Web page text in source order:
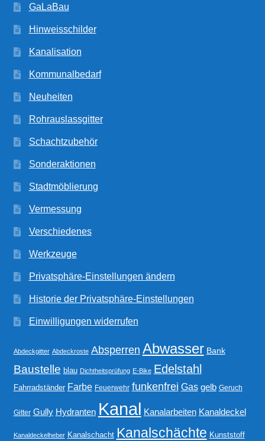
GaLaBau
Hinweisschilder
Kanalisation
Kommunalbedarf
Neuheiten
Rohrauslassgitter
Schachtzubehör
Sonderaktionen
Stadtmöblierung
Vermessung
Verschiedenes
Werkzeuge
Privatsphäre-Einstellungen ändern
Historie der Privatsphäre-Einstellungen
Einwilligungen widerrufen
Abdeckgitter Abdeckroste Absperren Abwasser Bank
Baustelle blau Dichtheitsprüfung E-Bike Edelstahl
Fahrradständer Farbe Feuerwehr funkenfrei Gas gelb Geruch
Gitter Gully Hydranten Kanal Kanalarbeiten Kanaldeckel
Kanaldeckelheber Kanalschacht Kanalschächte Kunststoff